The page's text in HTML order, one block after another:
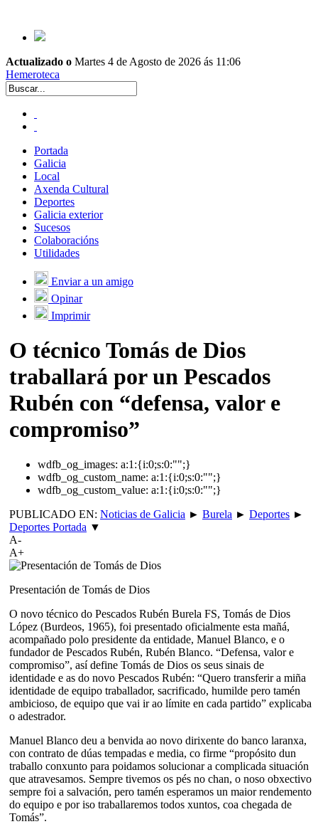
Actualizado o Martes 4 de Agosto de 2026 ás 11:06
Hemeroteca
Portada
Galicia
Local
Axenda Cultural
Deportes
Galicia exterior
Sucesos
Colaboracións
Utilidades
Enviar a un amigo
Opinar
Imprimir
O técnico Tomás de Dios
traballará por un Pescados
Rubén con “defensa, valor e
compromiso”
wdfb_og_images: a:1:{i:0;s:0:"";}
wdfb_og_custom_name: a:1:{i:0;s:0:"";}
wdfb_og_custom_value: a:1:{i:0;s:0:"";}
PUBLICADO EN: Noticias de Galicia ► Burela ► Deportes ►
Deportes Portada ▼
A-
A+
Presentación de Tomás de Dios
O novo técnico do Pescados Rubén Burela FS, Tomás de Dios
López (Burdeos, 1965), foi presentado oficialmente esta mañá,
acompañado polo presidente da entidade, Manuel Blanco, e o
fundador de Pescados Rubén, Rubén Blanco. “Defensa, valor e
compromiso”, así define Tomás de Dios os seus sinais de
identidade e as do novo Pescados Rubén: “Quero transferir a miña
identidade de equipo traballador, sacrificado, humilde pero tamén
ambicioso, de equipo que vai ir ao límite en cada partido” explicaba
o adestrador.
Manuel Blanco deu a benvida ao novo dirixente do banco laranxa,
con contrato de dúas tempadas e media, co firme “propósito dun
traballo conxunto para poidamos solucionar a complicada situación
que atravesamos. Sempre tivemos os pés no chan, o noso obxectivo
sempre foi a salvación, pero tamén esperamos un maior rendemento
do equipo e por iso traballaremos todos xuntos, coa chegada de
Tomás”.